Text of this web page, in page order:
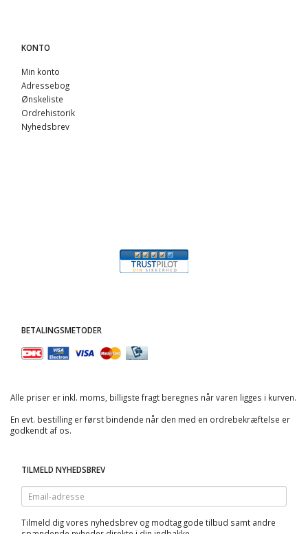
KONTO
Min konto
Adressebog
Ønskeliste
Ordrehistorik
Nyhedsbrev
BETALINGSMETODER
Alle priser er inkl. moms, billigste fragt beregnes når varen ligges i kurven.
En evt. bestilling er først bindende når den med en ordrebekræftelse er
godkendt af os.
TILMELD NYHEDSBREV
Email-
adresse
Tilmeld dig vores nyhedsbrev og modtag gode tilbud samt andre